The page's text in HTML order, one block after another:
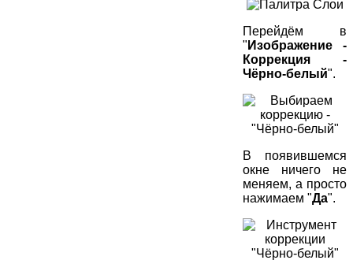
Перейдём в
" Изображение -
Коррекция -
Чёрно-белый".
В появившемся
окне ничего не
меняем, а просто
нажимаем "Да".